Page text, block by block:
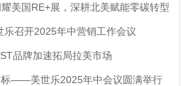
美国RE+展，深耕北美赋能零碳转型
召开2025年中营销工作会议
品牌加速拓局拉美市场
标——美世乐2025年中会议圆满举行